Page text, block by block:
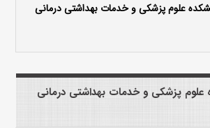
علوم پزشکی و خدمات بهداشتی درمانی
علوم پزشکی و خدمات بهداشتی درمانی